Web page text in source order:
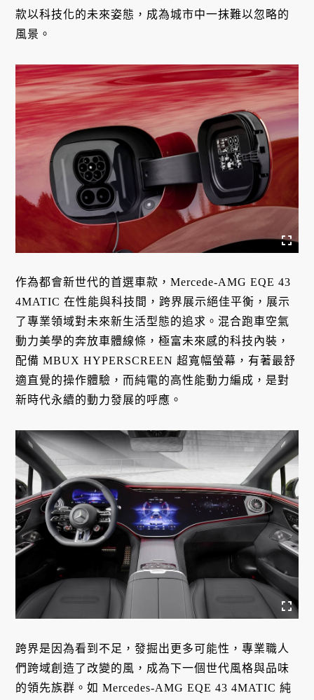
款以科技化的未來姿態，成為城市中一抹難以忽略的
風景。
作為都會新世代的首選車款，Mercede-AMG EQE 43
4MATIC 在性能與科技間，跨界展示絕佳平衡，展示
了專業領域對未來新生活型態的追求。混合跑車空氣
動力美學的奔放車體線條，極富未來感的科技內裝，
配備 MBUX HYPERSCREEN 超寬幅螢幕，有著最舒
適直覺的操作體驗，而純電的高性能動力編成，是對
新時代永續的動力發展的呼應。
跨界是因為看到不足，發掘出更多可能性，專業職人
們跨域創造了改變的風，成為下一個世代風格與品味
的領先族群。如 Mercedes-AMG EQE 43 4MATIC 純